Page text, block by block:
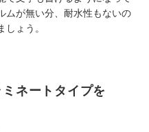
ムが無い分、耐水性もないの
ょう。
ネートタイプを